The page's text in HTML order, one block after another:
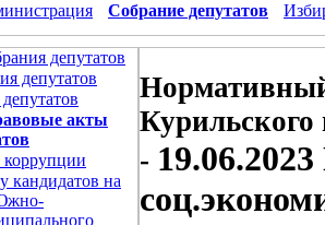
Собрание депутатов
депутатов
депутатов
акты
коррупции
кандидатов на
Курильского
-